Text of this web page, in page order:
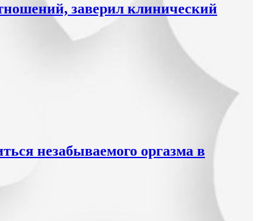
заверил клинический
незабываемого оргазма в